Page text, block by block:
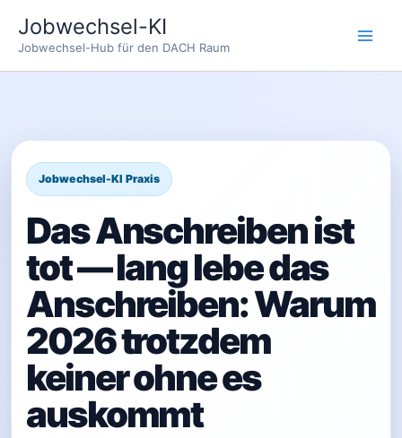
Inhalt
springen
Jobwechsel-KI
Jobwechsel-Hub für den DACH Raum
Das Anschreiben ist
tot — lang lebe das
Anschreiben: Warum
2026 trotzdem
keiner ohne es
auskommt